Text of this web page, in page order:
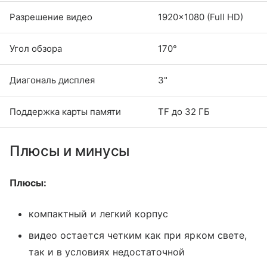
Разрешение видео 1920×1080 (Full HD)
Угол обзора 170°
Диагональ дисплея 3"
Поддержка карты памяти TF до 32 ГБ
Плюсы и минусы
Плюсы:
компактный и легкий корпус
видео остается четким как при ярком свете,
так и в условиях недостаточной